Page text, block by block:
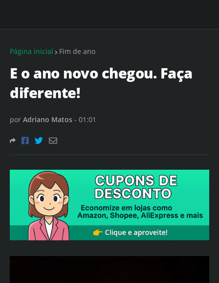
Página inicial Fim de ano
E o ano novo chegou. Faça
diferente!
por Adriano Matos - 01:01